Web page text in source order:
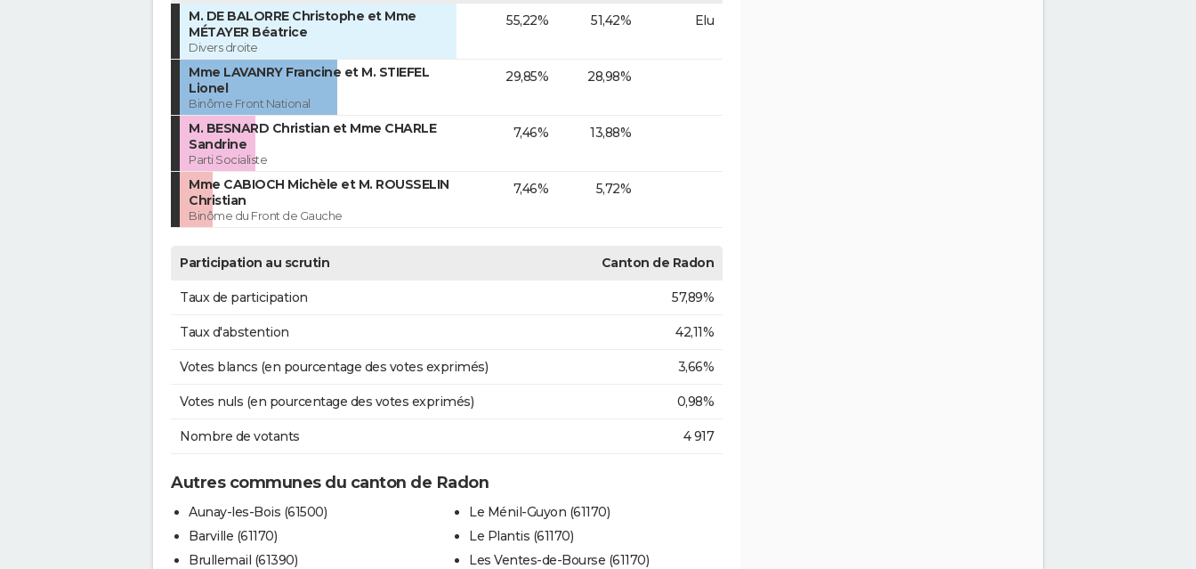
M. DE BALORRE Christophe et Mme
MÉTAYER Béatrice
Divers droite
55,22% 51,42% Elu
Mme LAVANRY Francine et M. STIEFEL
Lionel
Binôme Front National
29,85% 28,98%
M. BESNARD Christian et Mme CHARLE
Sandrine
Parti Socialiste
7,46% 13,88%
Mme CABIOCH Michèle et M. ROUSSELIN
Christian
Binôme du Front de Gauche
7,46% 5,72%
Participation au scrutin Canton de Radon
Taux de participation 57,89%
Taux d'abstention 42,11%
Votes blancs (en pourcentage des votes exprimés) 3,66%
Votes nuls (en pourcentage des votes exprimés) 0,98%
Nombre de votants 4 917
Autres communes du canton de Radon
Aunay-les-Bois (61500)
Barville (61170)
Brullemail (61390)
Le Ménil-Guyon (61170)
Le Plantis (61170)
Les Ventes-de-Bourse (61170)